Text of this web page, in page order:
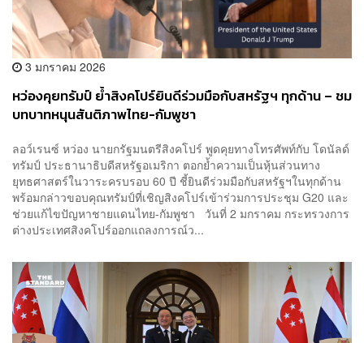
3 มกราคม 2026
หว่องคุยทรัมป์ ย้ำสิงคโปร์ยินดีร่วมมือกับสหรัฐฯ ทุกด้าน – ชม
บทบาทหนุนสันติภาพไทย-กัมพูชา
ลอว์เรนซ์ หว่อง นายกรัฐมนตรีสิงคโปร์ พูดคุยทางโทรศัพท์กับ โดนัลด์
ทรัมป์ ประธานาธิบดีสหรัฐอเมริกา ตอกย้ำความเป็นหุ้นส่วนทาง
ยุทธศาสตร์ในวาระครบรอบ 60 ปี ชี้ยินดีร่วมมือกับสหรัฐฯในทุกด้าน
พร้อมกล่าวขอบคุณทรัมป์ที่เชิญสิงคโปร์เข้าร่วมการประชุม G20 และ
ช่วยแก้ไขปัญหาชายแดนไทย-กัมพูชา วันที่ 2 มกราคม กระทรวงการ
ต่างประเทศสิงคโปร์ออกแถลงการณ์ว...